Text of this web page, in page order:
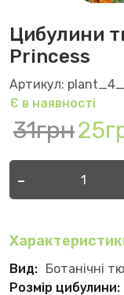
Цибулини
Princess
Артикул:
Є в наявності
31грн
-
Вид:
Ботанічні
Розмір цибулини: